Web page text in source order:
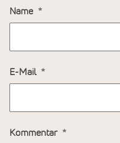
Name
E-Mail
Kommentar